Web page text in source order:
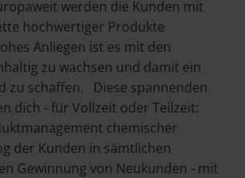
werden die Kunden mit
hochwertiger Produkte
Anliegen ist es mit den
zu wachsen und damit ein
zu schaffen. Diese spannenden
dich - für Vollzeit oder Teilzeit:
chemischer
der Kunden in sämtlichen
Gewinnung von Neukunden - mit